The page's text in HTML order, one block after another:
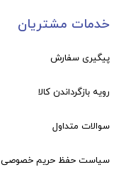
خدمات مشتریان
پیگیری سفارش
رویه بازگرداندن کالا
سوالات متداول
سیاست حفظ حریم خصوصی